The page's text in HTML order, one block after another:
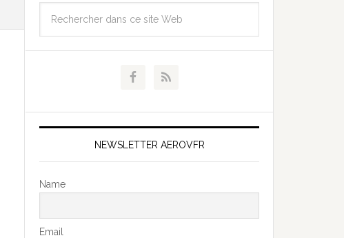
NEWSLETTER AEROVFR
Name
Email